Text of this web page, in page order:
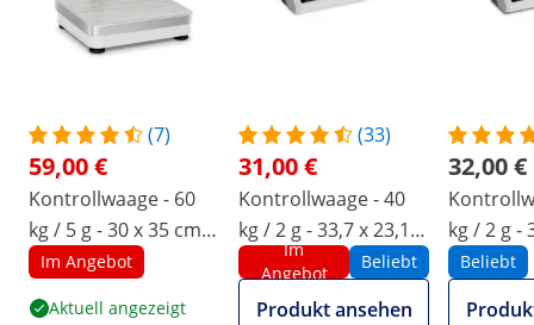
(7)
59,00 €
Kontrollwaage - 60
kg / 5 g - 30 x 35 cm -
6 LCD-Hochanzeige
Im Angebot
Aktuell angezeigt
(33)
31,00 €
Kontrollwaage - 40
kg / 2 g - 33,7 x 23,1
cm - 6 LED
Im
Angebot
Beliebt
Produkt ansehen
32,00 €
kg / 2 g -
cm - 6
Beliebt